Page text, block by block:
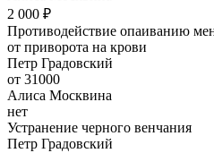
2 000 ₽
Противодействие опаиванию
от приворота на крови
Петр Градовский
от 31000
Алиса Москвина
нет
Устранение черного венчания
Петр Градовский